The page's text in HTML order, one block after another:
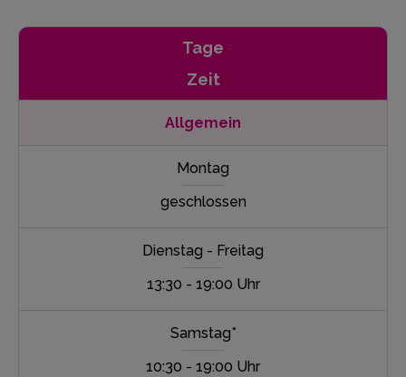
Tage
Zeit
Allgemein
Montag
geschlossen
Dienstag - Freitag
13:30 - 19:00 Uhr
Samstag*
10:30 - 19:00 Uhr